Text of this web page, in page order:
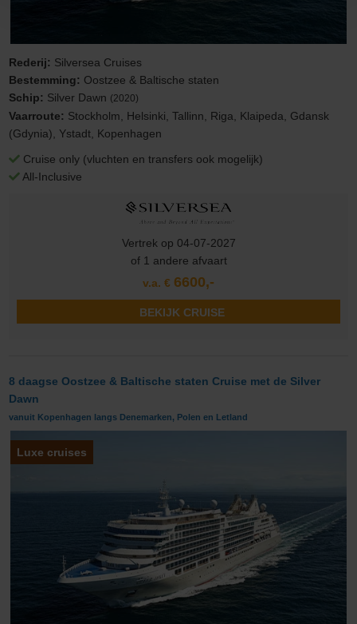
Rederij: Silversea Cruises
Bestemming: Oostzee & Baltische staten
Schip: Silver Dawn (2020)
Vaarroute: Stockholm, Helsinki, Tallinn, Riga, Klaipeda, Gdansk
(Gdynia), Ystadt, Kopenhagen
Cruise only (vluchten en transfers ook mogelijk)
All-Inclusive
Vertrek op 04-07-2027
of 1 andere afvaart
v.a. € 6600,-
BEKIJK CRUISE
8 daagse Oostzee & Baltische staten Cruise met de Silver
Dawn
vanuit Kopenhagen langs Denemarken, Polen en Letland
Luxe cruises